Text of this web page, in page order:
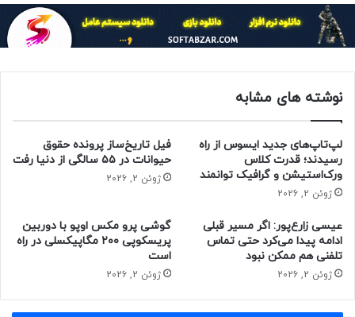
اواخر سال ۹۷ و در راستای ادغام
کارت‌های خدماتی در دولت الکترونیکی؛
پروژه حذف کارت سوخت و ادغام آن در
کارت بانکی با همکاری وزارت نفت، بانک
مرکزی، وزارت کشور و وزارت ارتباطات
شروع و به‌خوبی به پایان رسید.هم
اکنون همه‌ی زیرساخت‌های سخت‌افزاری
و نرم‌افزاری این کار آماده و دستگاه‌های
پرداخت الکترونیکی مستقر در تمامی
پمپ بنزین‌ها، در مدت زمان کوتاهی،
نوشته های مشابه
لپ‌تاپ‌های جدید ایسوس از راه
رسیدند؛ قدرت کلاس
ورک‌استیشن و گرافیک توانمند
ژوئن 2, 2026
فیل تاریخ‌ساز پرونده حقوق
حیوانات در ۵۵ سالگی از دنیا رفت
ژوئن 2, 2026
عیسی زارع‌پور: اگر مسیر قبلی
ادامه پیدا می‌کرد حتی تماس
تلفنی هم ممکن نبود
ژوئن 2, 2026
گوشی پرو مکس اوپو با دوربین
پریسکوپی ۲۰۰ مگاپیکسلی در راه
است
ژوئن 2, 2026